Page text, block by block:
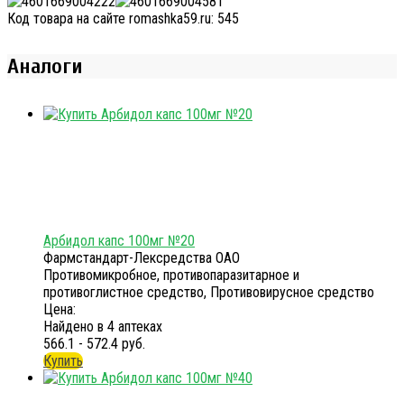
Код товара на сайте romashka59.ru: 545
Аналоги
Арбидол капс 100мг №20
Фармстандарт-Лексредства ОАО
Противомикробное, противопаразитарное и
противоглистное средство, Противовирусное средство
Цена:
Найдено в 4 аптеках
566.1 - 572.4 руб.
Купить